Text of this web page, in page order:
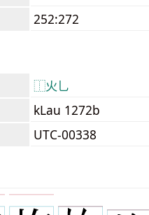
252:272
⿰火乚
kLau 1272b
UTC-00338